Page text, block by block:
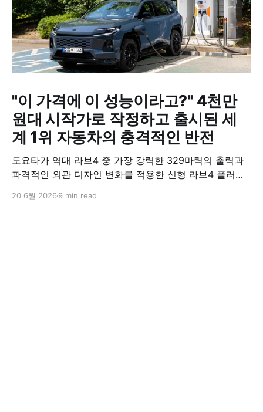
"이 가격에 이 성능이라고?" 4천만
원대 시작가로 작정하고 출시된 세
계 1위 자동차의 충격적인 반전
도요타가 역대 라브4 중 가장 강력한 329마력의 출력과
파격적인 외관 디자인 변화를 적용한 신형 라브4 플러그
충전이 가능하고 전기 모드로만 70km 이상 주행할 수 있
20 6월 2026 9 min read